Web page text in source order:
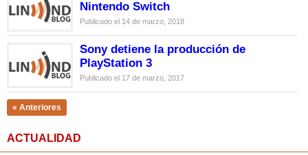
Nintendo Switch
Publicado el 14 de marzo, 2018
Sony detiene la producción de
PlayStation 3
Publicado el 17 de marzo, 2017
« Anteriores
ACTUALIDAD